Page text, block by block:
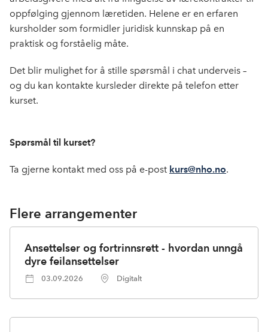
oppfølging gjennom læretiden. Helene er en erfaren
kursholder som formidler juridisk kunnskap på en
praktisk og forståelig måte.
Det blir mulighet for å stille spørsmål i chat underveis –
og du kan kontakte kursleder direkte på telefon etter
kurset.
Spørsmål til kurset?
Ta gjerne kontakt med oss på e-post kurs@nho.no.
Flere arrangementer
Ansettelser og fortrinnsrett - hvordan unngå
dyre feilansettelser
03.09.2026 Digitalt